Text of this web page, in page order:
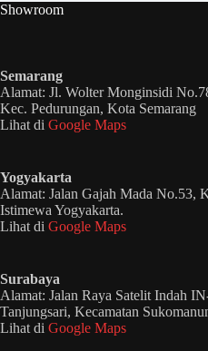
Showroom
Semarang
Alamat: Jl. Wolter Monginsidi
Kec. Pedurungan, Kota Semarang
Lihat di Google Maps
Yogyakarta
Alamat: Jalan Gajah Mada No.53,
Istimewa Yogyakarta.
Lihat di Google Maps
Surabaya
Alamat: Jalan Raya Satelit Indah
Tanjungsari, Kecamatan
Lihat di Google Maps